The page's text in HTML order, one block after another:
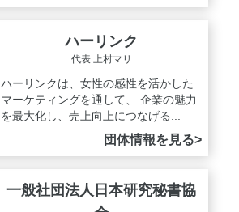
ハーリンク
代表 上村マリ
ハーリンクは、女性の感性を活かした
マーケティングを通して、 企業の魅力
を最大化し、売上向上につなげる...
団体情報を見る>
一般社団法人日本研究秘書協